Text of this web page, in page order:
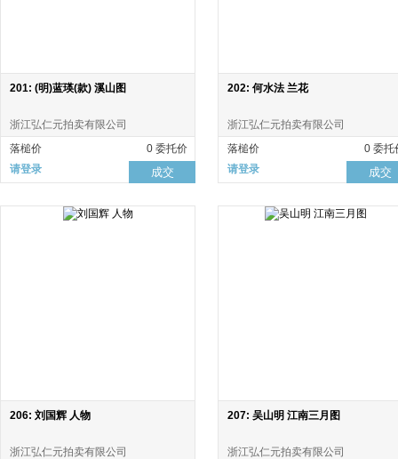
201: (明)蓝瑛(款) 溪山图
浙江弘仁元拍卖有限公司
落槌价
0 委托价
请登录
成交
202: 何水法 兰花
浙江弘仁元拍卖有限公司
落槌价
0 委托
请登录
成交
206: 刘国辉 人物
浙江弘仁元拍卖有限公司
207: 吴山明 江南三月图
浙江弘仁元拍卖有限公司